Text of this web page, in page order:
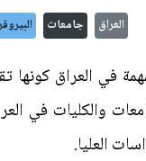
العراق جامعات
في العراق
والكليات في
العليا.